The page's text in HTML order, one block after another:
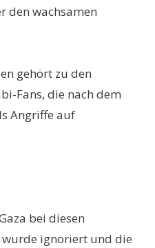
den wachsamen
gehört zu den
Fans, die nach dem
Angriffe auf
bei diesen
wurde ignoriert und die